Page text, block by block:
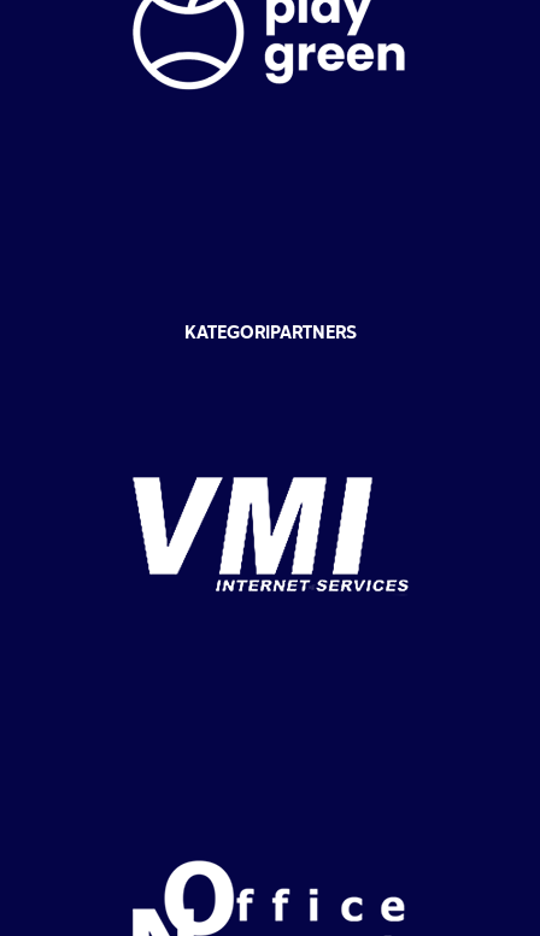
KATEGORIPARTNERS